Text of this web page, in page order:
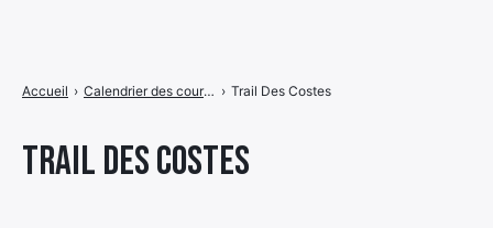
Trail Des Costes
Accueil › Calendrier des courses › Trail Des Costes
de